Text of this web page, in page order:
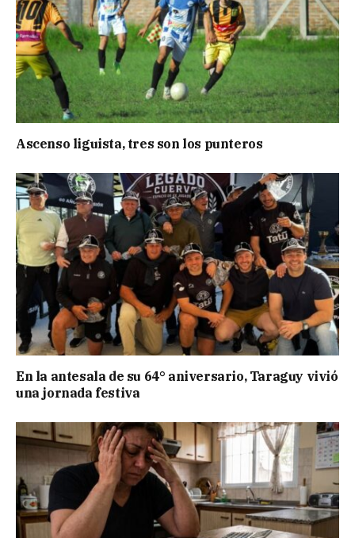
Ascenso liguista, tres son los punteros
En la antesala de su 64° aniversario, Taraguy vivió
una jornada festiva